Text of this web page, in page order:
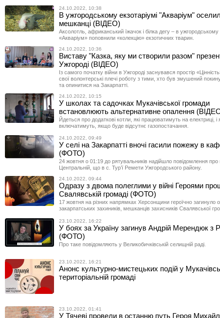
24.10.2022, 10:38
В ужгородському екзотаріумі "Акваріум"
мешканці (ВІДЕО)
Аксолотль, африканський їжачок і білка дегу – в ужгородському
«Акваріум» поповнили «колекцію» екзотичних тварин.
24.10.2022, 10:36
Виставу "Казка, яку ми створили разом"
Ужгороді (ВІДЕО)
Із самого початку війни в Ужгороді заснувався простір
свої волонтерські плечі роботу з тими, хто був змушений
та опинитися на Закарпатті.
24.10.2022, 10:15
У школах та садочках Мукачівської громади
встановлюють альтернативне опалення
Йдеться про додаткові котли, які працюватимуть на електриці, і
включатимуть, якщо буде відсутнє газопостачання.
24.10.2022, 09:49
У селі на Закарпатті вночі гасили пожежу в
(ФОТО)
24 жовтня о 01:19 до рятувальників надійшло повідомлення
Центральній, що в с. Тур’ї Ремети Ужгородського району.
24.10.2022, 09:44
Одразу з двома полеглими у війні Героями
Свалявській громаді (ФОТО)
17 жовтня на різних напрямках Херсонщини героїчно загинуло
закарпатських захиників, мешканців захисників Свалявської
23.10.2022, 16:22
У боях за Україну загинув Андрій Мерендюк з
(ФОТО)
Про таке повідомляють у Великобичківській селищній раді.
23.10.2022, 16:21
Анонс культурно-мистецьких подій у
територіальній громаді
23.10.2022, 01:41
У Тячеві провели в останню путь Героя